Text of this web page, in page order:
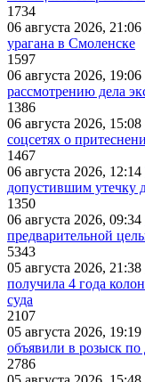
1734
06 августа 2026, 21:06
урагана в Смоленске
1597
06 августа 2026, 19:06
рассмотрению дела
1386
06 августа 2026, 15:08
соцсетях о
1467
06 августа 2026, 12:14
допустившим утечку
1350
06 августа 2026, 09:34
предварительной
5343
05 августа 2026, 21:38
получила 4 года
суда
2107
05 августа 2026, 19:19
объявили в розыск
2786